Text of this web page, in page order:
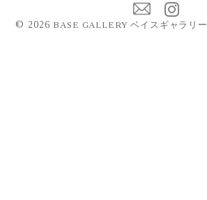
© 2026 BASE GALLERY ベイスギャラリー